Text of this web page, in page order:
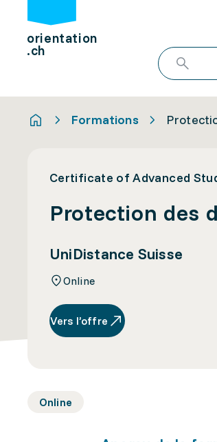
orientation
.ch
Formations
Certificate of Advanced
Protection des
UniDistance Suisse
Online
Vers l’offre
Online